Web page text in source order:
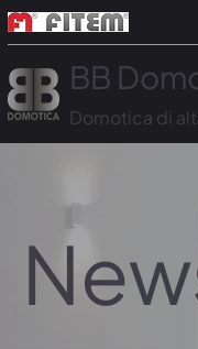
BB
Domotica di